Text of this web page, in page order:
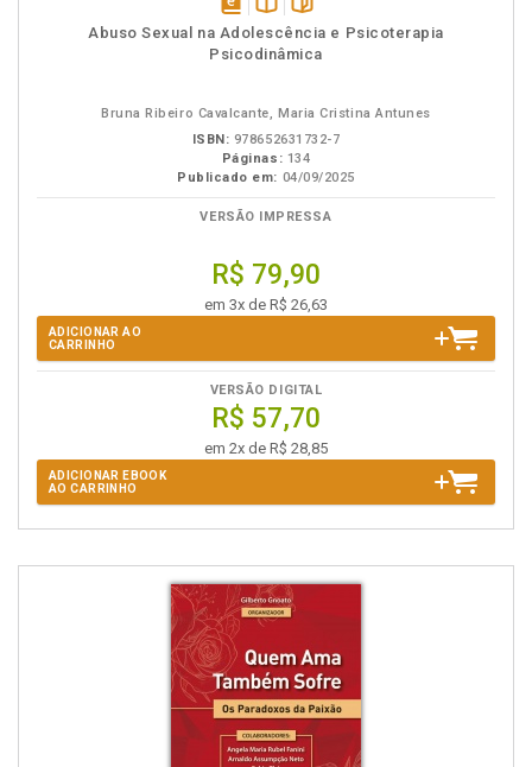
disponível
em
Disponível
na
páginas
Abuso Sexual na Adolescência e Psicoterapia
Psicodinâmica
Bruna Ribeiro Cavalcante, Maria Cristina Antunes
ISBN: 978652631732-7
Páginas: 134
Publicado em: 04/09/2025
VERSÃO IMPRESSA
R$ 79,90
em 3x de R$ 26,63
ADICIONAR AO
CARRINHO
VERSÃO DIGITAL
R$ 57,70
em 2x de R$ 28,85
ADICIONAR EBOOK
AO CARRINHO